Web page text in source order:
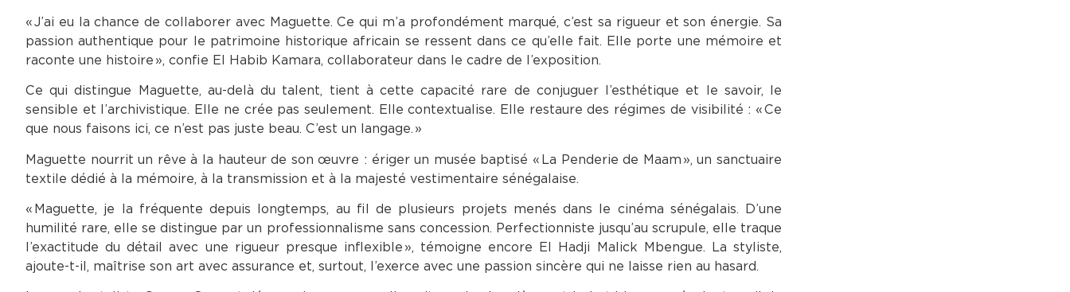
« J’ai eu la chance de collaborer avec Maguette. Ce qui m’a profondément marqué, c’est sa rigueur et son énergie. Sa
passion authentique pour le patrimoine historique africain se ressent dans ce qu’elle fait. Elle porte une mémoire et
raconte une histoire », confie El Habib Kamara, collaborateur dans le cadre de l’exposition.
Ce qui distingue Maguette, au-delà du talent, tient à cette capacité rare de conjuguer l’esthétique et le savoir, le
sensible et l’archivistique. Elle ne crée pas seulement. Elle contextualise. Elle restaure des régimes de visibilité : « Ce
que nous faisons ici, ce n’est pas juste beau. C’est un langage. »
Maguette nourrit un rêve à la hauteur de son œuvre : ériger un musée baptisé « La Penderie de Maam », un sanctuaire
textile dédié à la mémoire, à la transmission et à la majesté vestimentaire sénégalaise.
« Maguette, je la fréquente depuis longtemps, au fil de plusieurs projets menés dans le cinéma sénégalais. D’une
humilité rare, elle se distingue par un professionnalisme sans concession. Perfectionniste jusqu’au scrupule, elle traque
l’exactitude du détail avec une rigueur presque inflexible », témoigne encore El Hadji Malick Mbengue. La styliste,
ajoute-t-il, maîtrise son art avec assurance et, surtout, l’exerce avec une passion sincère qui ne laisse rien au hasard.